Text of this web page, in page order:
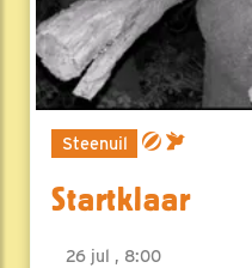
Steenuil
Startklaar
26 jul , 8:00